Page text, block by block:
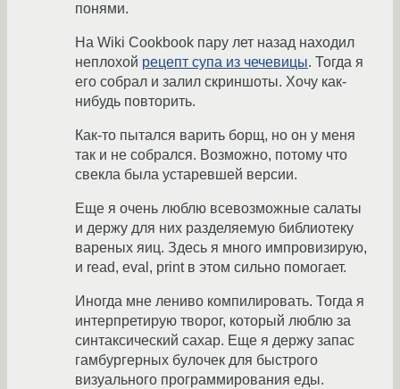
понями.
На Wiki Cookbook пару лет назад находил
неплохой рецепт супа из чечевицы. Тогда я
его собрал и залил скриншоты. Хочу как-
нибудь повторить.
Как-то пытался варить борщ, но он у меня
так и не собрался. Возможно, потому что
свекла была устаревшей версии.
Еще я очень люблю всевозможные салаты
и держу для них разделяемую библиотеку
вареных яиц. Здесь я много импровизирую,
и read, eval, print в этом сильно помогает.
Иногда мне лениво компилировать. Тогда я
интерпретирую творог, который люблю за
синтаксический сахар. Еще я держу запас
гамбургерных булочек для быстрого
визуального программирования еды.